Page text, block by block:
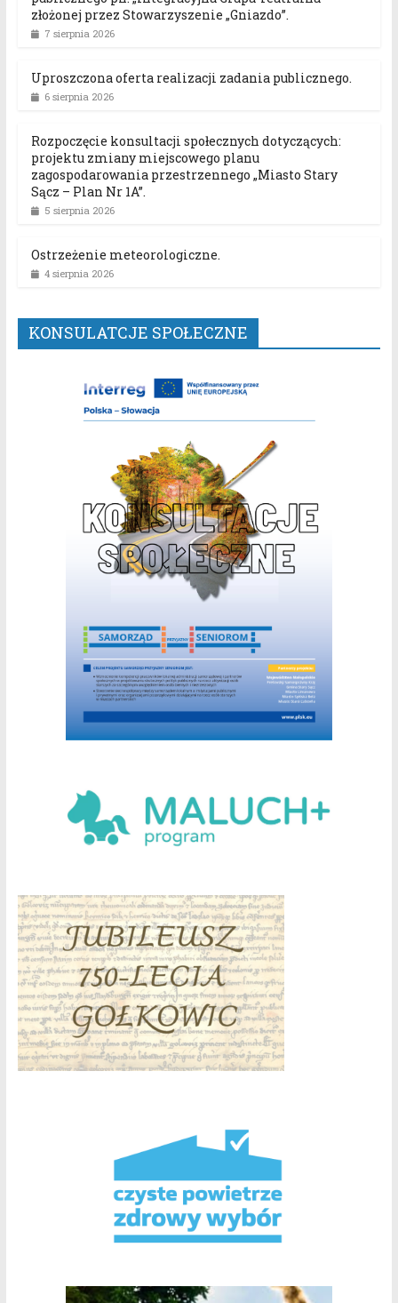
złożonej przez Stowarzyszenie „Gniazdo”.
7 sierpnia 2026
Uproszczona oferta realizacji zadania publicznego.
6 sierpnia 2026
Rozpoczęcie konsultacji społecznych dotyczących:
projektu zmiany miejscowego planu
zagospodarowania przestrzennego „Miasto Stary
Sącz – Plan Nr 1A”.
5 sierpnia 2026
Ostrzeżenie meteorologiczne.
4 sierpnia 2026
KONSULATCJE SPOŁECZNE